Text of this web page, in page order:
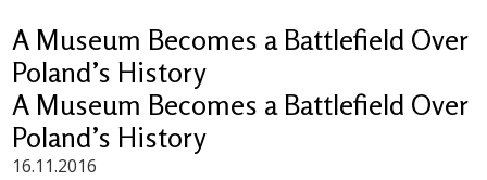
A Museum Becomes a Battlefield Over
Poland’s History
A Museum Becomes a Battlefield Over
Poland’s History
16.11.2016